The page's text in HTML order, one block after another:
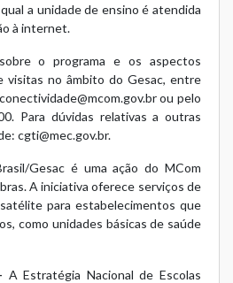
a unidade de ensino é atendida
à internet.
o programa e os aspectos
visitas no âmbito do Gesac, entre
conectividade@mcom.gov.brou pelo
Para dúvidas relativas a outras
cgti@mec.gov.br.
Gesac é uma ação do MCom
A iniciativa oferece serviços de
para estabelecimentos que
como unidades básicas de saúde
A Estratégia Nacional de Escolas